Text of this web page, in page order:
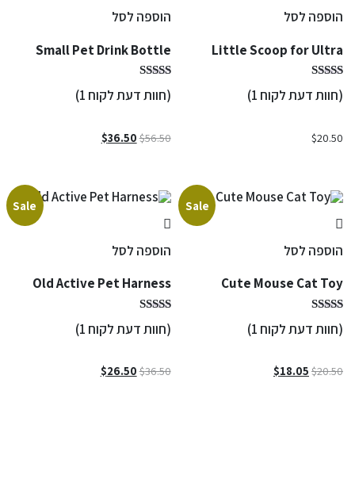
הוספה לסל
Little Scoop for Ultra
(חוות דעת לקוח1
)
$20.50
הוספה לסל
Small Pet Drink Bottle
(חוות דעת לקוח1
)
$56.50 המחיר$36.50 המחיר
Sale
הוספה לסל
Cute Mouse Cat Toy
(חוות דעת לקוח1
)
$20.50 המחיר$18.05 המחיר
Sale
הוספה לסל
Old Active Pet Harness
(חוות דעת לקוח1
)
$36.50 המחיר $26.50 המחיר